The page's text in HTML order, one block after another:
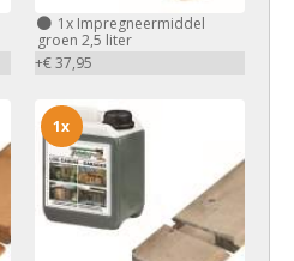
1xImpregneermiddel
groen 2,5 liter
+€ 37,95
1x